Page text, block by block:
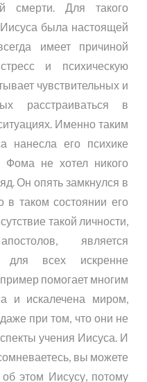
смерти. Для такого
была настоящей
имеет причиной
и психическую
чувствительных и
расстраиваться в
Именно таким
нанесла его психике
не хотел никого
Он опять замкнулся в
таком состоянии его
такой личности,
является
для всех искренне
помогает многим
и искалечена миром,
при том, что они не
учения Иисуса. И
вы можете
об этом Иисусу, потому